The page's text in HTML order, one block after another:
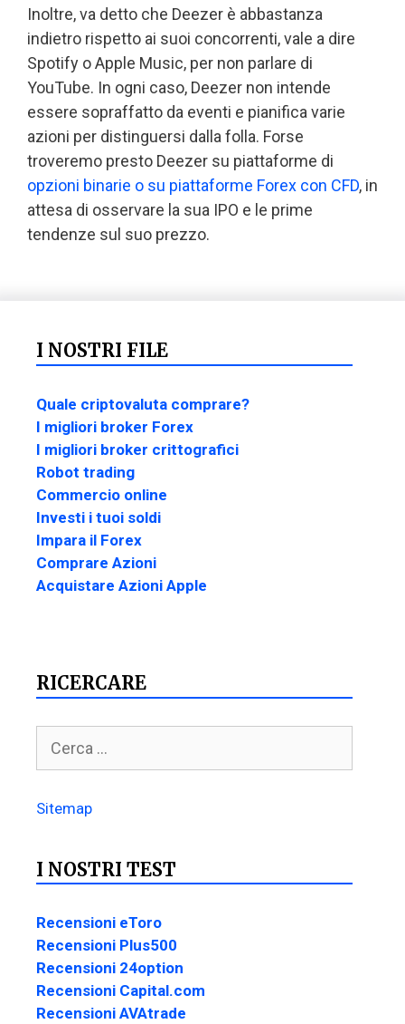
Inoltre, va detto che Deezer è abbastanza
indietro rispetto ai suoi concorrenti, vale a dire
Spotify o Apple Music, per non parlare di
YouTube. In ogni caso, Deezer non intende
essere sopraffatto da eventi e pianifica varie
azioni per distinguersi dalla folla. Forse
troveremo presto Deezer su piattaforme di
opzioni binarie o su piattaforme Forex con CFD, in
attesa di osservare la sua IPO e le prime
tendenze sul suo prezzo.
I NOSTRI FILE
Quale criptovaluta comprare?
I migliori broker Forex
I migliori broker crittografici
Robot trading
Commercio online
Investi i tuoi soldi
Impara il Forex
Comprare Azioni
Acquistare Azioni Apple
RICERCARE
Sitemap
I NOSTRI TEST
Recensioni eToro
Recensioni Plus500
Recensioni 24option
Recensioni Capital.com
Recensioni AVAtrade